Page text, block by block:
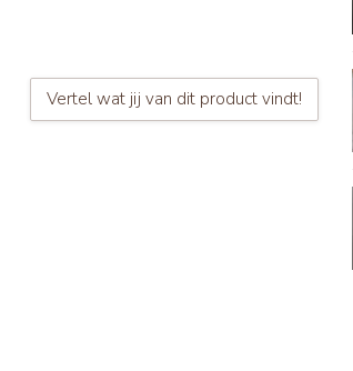
Vertel wat jij van dit product vindt!